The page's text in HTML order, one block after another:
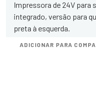
Impressora de 24V
integrado, versão para
preta à esquerda.
ADICIONAR PARA